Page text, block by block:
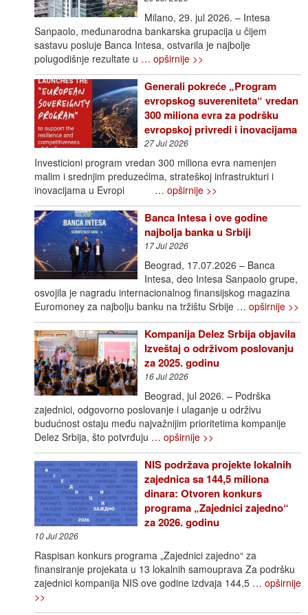
Milano, 29. jul 2026. – Intesa
Sanpaolo, međunarodna bankarska grupacija u čijem
sastavu posluje Banca Intesa, ostvarila je najbolje
polugodišnje rezultate u … opširnije >>
Generali pokreće „Program
evropskog suvereniteta“ vredan
300 miliona evra za podršku
evropskoj privredi i inovacijama
27 Jul 2026
Investicioni program vredan 300 miliona evra namenjen
malim i srednjim preduzećima, strateškoj infrastrukturi i
inovacijama u Evropi … opširnije >>
Banca Intesa i ove godine
najbolja banka u Srbiji
17 Jul 2026
Beograd, 17.07.2026 – Banca
Intesa, deo Intesa Sanpaolo grupe,
osvojila je nagradu internacionalnog finansijskog magazina
Euromoney za najbolju banku na tržištu Srbije … opširnije >>
Kompanija Delez Srbija objavila
Izveštaj o održivom poslovanju
za 2025. godinu
16 Jul 2026
Beograd, jul 2026. – Podrška
zajednici, odgovorno poslovanje i ulaganje u održivu
budućnost ostaju među najvažnijim prioritetima kompanije
Delez Srbija, što potvrđuju … opširnije >>
NIS podržava projekte lokalnih
zajednica sa 144,5 miliona
dinara: Otvoren konkurs
programa „Zajednici zajedno“
za 2026. godinu
10 Jul 2026
Raspisan konkurs programa „Zajednici zajedno“ za
finansiranje projekata u 13 lokalnih samouprava Za podršku
zajednici kompanija NIS ove godine izdvaja 144,5 … opširnije
>>